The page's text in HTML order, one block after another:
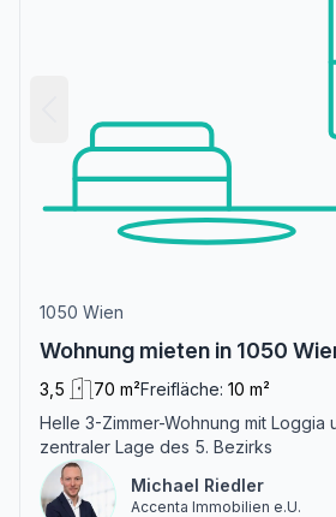
1050 Wien
Wohnung mieten in 1050
3,5 70 m²Freifläche: 10 m²
Helle 3-Zimmer-Wohnung mit Loggia
zentraler Lage des 5. Bezirks
Michael Riedler
Accenta Immobilien e.U.